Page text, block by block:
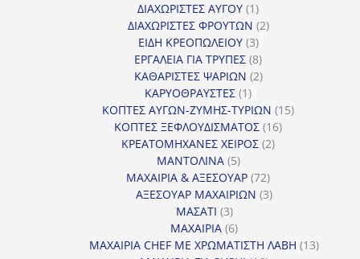
προϊόντα
ΔΙΑΧΩΡΙΣΤΕΣ ΑΥΓΟΥ 11
προϊόν
ΔΙΑΧΩΡΙΣΤΕΣ ΦΡΟΥΤΩΝ 22
ΕΙΔΗ ΚΡΕΟΠΩΛΕΙΟΥ 33
προϊόντα
ΕΡΓΑΛΕΙΑ ΓΙΑ ΤΡΥΠΕΣ 88
προϊόντα
ΚΑΘΑΡΙΣΤΕΣ ΨΑΡΙΩΝ 22
ΚΑΡΥΟΘΡΑΥΣΤΕΣ 11
προϊόν
ΚΟΠΤΕΣ ΑΥΓΩΝ-ΖΥΜΗΣ-ΤΥΡΙΩΝ 1515
ΚΟΠΤΕΣ ΞΕΦΛΟΥΔΙΣΜΑΤΟΣ 1616
ΚΡΕΑΤΟΜΗΧΑΝΕΣ ΧΕΙΡΟΣ 22
ΜΑΝΤΟΛΙΝΑ 55
προϊόντα
ΜΑΧΑΙΡΙΑ & ΑΞΕΣΟΥΑΡ 7272
προϊόντα
ΑΞΕΣΟΥΑΡ ΜΑΧΑΙΡΙΩΝ 33
ΜΑΣΑΤΙ 33
προϊόντα
ΜΑΧΑΙΡΙΑ 66
προϊόντα
ΜΑΧΑΙΡΙΑ CHEF ΜΕ ΧΡΩΜΑΤΙΣΤΗ ΛΑΒΗ 1313